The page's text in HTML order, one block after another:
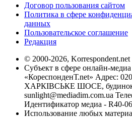
Договор пользования сайтом
Политика в сфере
данных
Пользовательское соглашение
Редакция
© 2000-2026, Korrespondent.net
Субъект в сфере онлайн-
«КореспонденТ.net» Адрес:
ХАРКІВСЬКЕ ШОСЕ, будинок
sunlight@mediadim.com.ua
Идентификатор медиа - R40-
Использование любых